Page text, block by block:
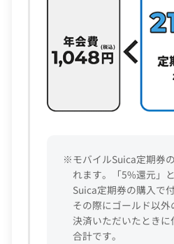
※モバイルSuica定期券
れます。「5%還元」
Suica定期券の購入で
その際にゴールド以
決済いただいたとき
合計です。